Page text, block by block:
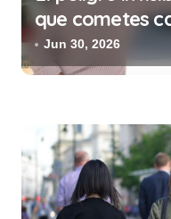
que cometes
trabajo (y la
costar la vida)
Jun 30, 2026